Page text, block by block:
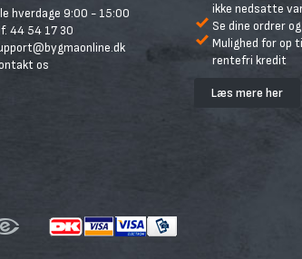
hverdage 9:00 - 15:00
44 54 17 30
os
ikke nedsatte
Se dine ordrer
Mulighed for op
rentefri kredit
Læs mere her